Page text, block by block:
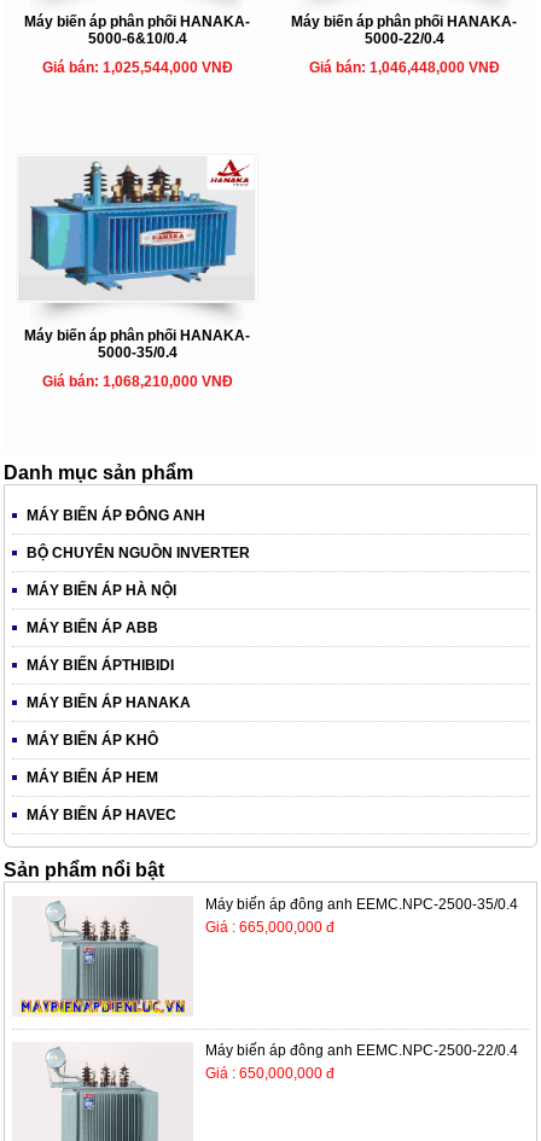
Máy biến áp phân phối HANAKA-
5000-6&10/0.4
Giá bán: 1,025,544,000 VNĐ
Máy biến áp phân phối HANAKA-
5000-22/0.4
Giá bán: 1,046,448,000 VNĐ
Máy biến áp phân phối HANAKA-
5000-35/0.4
Giá bán: 1,068,210,000 VNĐ
Danh mục sản phẩm
MÁY BIẾN ÁP ĐÔNG ANH
BỘ CHUYỂN NGUỒN INVERTER
MÁY BIẾN ÁP HÀ NỘI
MÁY BIẾN ÁP ABB
MÁY BIẾN ÁPTHIBIDI
MÁY BIẾN ÁP HANAKA
MÁY BIẾN ÁP KHÔ
MÁY BIẾN ÁP HEM
MÁY BIẾN ÁP HAVEC
Sản phẩm nổi bật
Máy biến áp đông anh EEMC.NPC-2500-35/0.4
Giá : 665,000,000 đ
Máy biến áp đông anh EEMC.NPC-2500-22/0.4
Giá : 650,000,000 đ